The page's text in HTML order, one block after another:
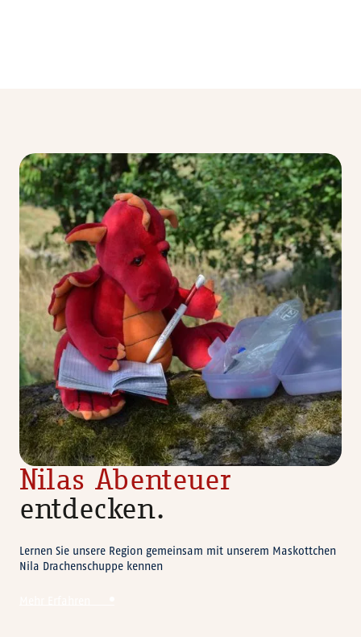
Nilas Abenteuer
entdecken.
Lernen Sie unsere Region gemeinsam mit unserem Maskottchen
Nila Drachenschuppe kennen